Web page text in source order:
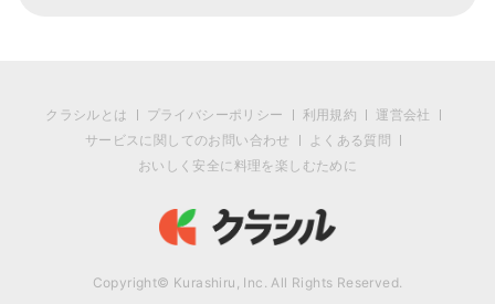
クラシルとは プライバシーポリシー 利用規約
運営会社
サービスに関してのお問い合わせ
よくある質問
おいしく安全に料理を楽しむために
Copyright© Kurashiru, Inc. All Rights Reserved.